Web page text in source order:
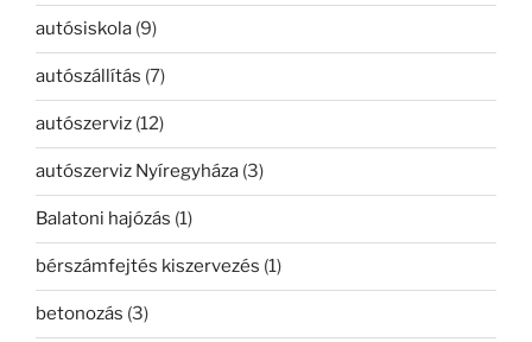
autósiskola (9)
autószállítás (7)
autószerviz (12)
autószerviz Nyíregyháza (3)
Balatoni hajózás (1)
bérszámfejtés kiszervezés (1)
betonozás (3)